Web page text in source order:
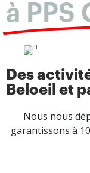
à PPS
Des
Beloeil et
Nous nous
garantissons à